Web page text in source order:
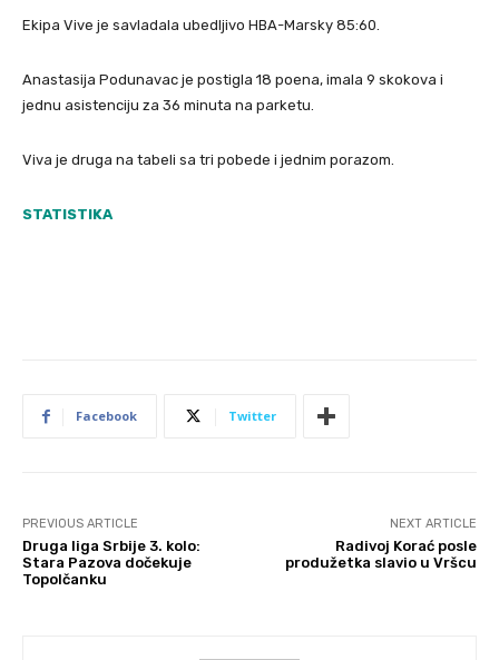
Ekipa Vive je savladala ubedljivo HBA-Marsky 85:60.
Anastasija Podunavac je postigla 18 poena, imala 9 skokova i
jednu asistenciju za 36 minuta na parketu.
Viva je druga na tabeli sa tri pobede i jednim porazom.
STATISTIKA
Facebook Twitter
PREVIOUS ARTICLE
Druga liga Srbije 3. kolo:
Stara Pazova dočekuje
Topolčanku
NEXT ARTICLE
Radivoj Korać posle
produžetka slavio u Vršcu